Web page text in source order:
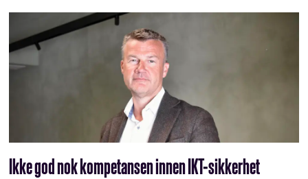
Ikke god nok kompetansen innen IKT-sikkerhet